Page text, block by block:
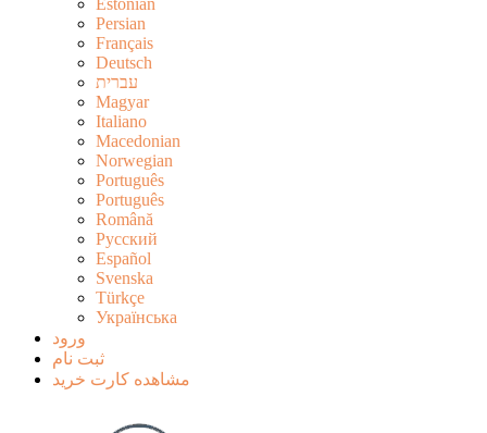
Persian
Français
Deutsch
עברית
Magyar
Italiano
Macedonian
Norwegian
Português
Português
Română
Русский
Español
Svenska
Türkçe
Українська
ورود
ثبت نام
مشاهده کارت خرید